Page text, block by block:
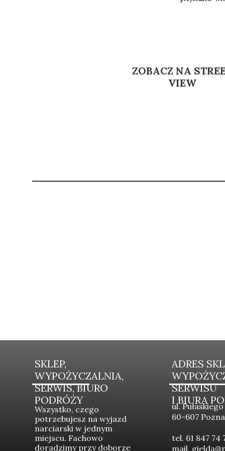
ul.
60-607
tel. 61 847 74
mail.
Wszystko, czego
potrzebujesz na wyjazd
narciarski w jednym
miejscu. Fachowo
doradzimy przy doborze
ADRES
SERWISU
I BIURA
SKLEP,
WYPOŻYCZALNIA,
SERWIS, BIURO
PODRÓŻY
ZOBACZ NA
VIEW